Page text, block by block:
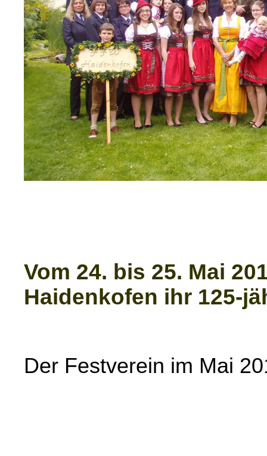
Vom 24. bis 25. Mai
Haidenkofen ihr 125-
Der Festverein im Mai